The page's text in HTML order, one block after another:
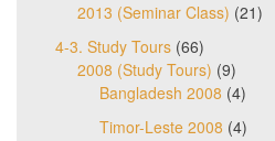
2013 (Seminar Class) (21)
4-3. Study Tours (66)
2008 (Study Tours) (9)
Bangladesh 2008 (4)
Timor-Leste 2008 (4)